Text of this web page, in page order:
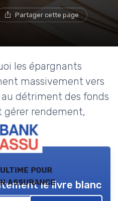
Partager cette page
les épargnants
massivement vers
détriment des fonds
gérer rendement,
pour
assurancele livre blanc